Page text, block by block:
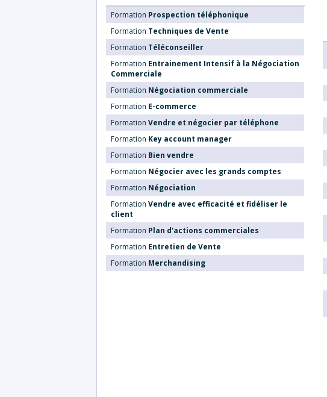
Formation Prospection téléphonique
Formation Techniques de Vente
Formation Téléconseiller
Formation Entrainement Intensif à la Négociation
Commerciale
Formation Négociation commerciale
Formation E-commerce
Formation Vendre et négocier par téléphone
Formation Key account manager
Formation Bien vendre
Formation Négocier avec les grands comptes
Formation Négociation
Formation Vendre avec efficacité et fidéliser le
client
Formation Plan d'actions commerciales
Formation Entretien de Vente
Formation Merchandising